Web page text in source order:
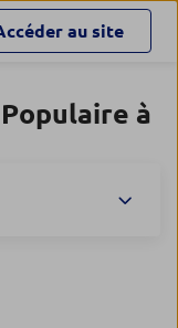
au site
à